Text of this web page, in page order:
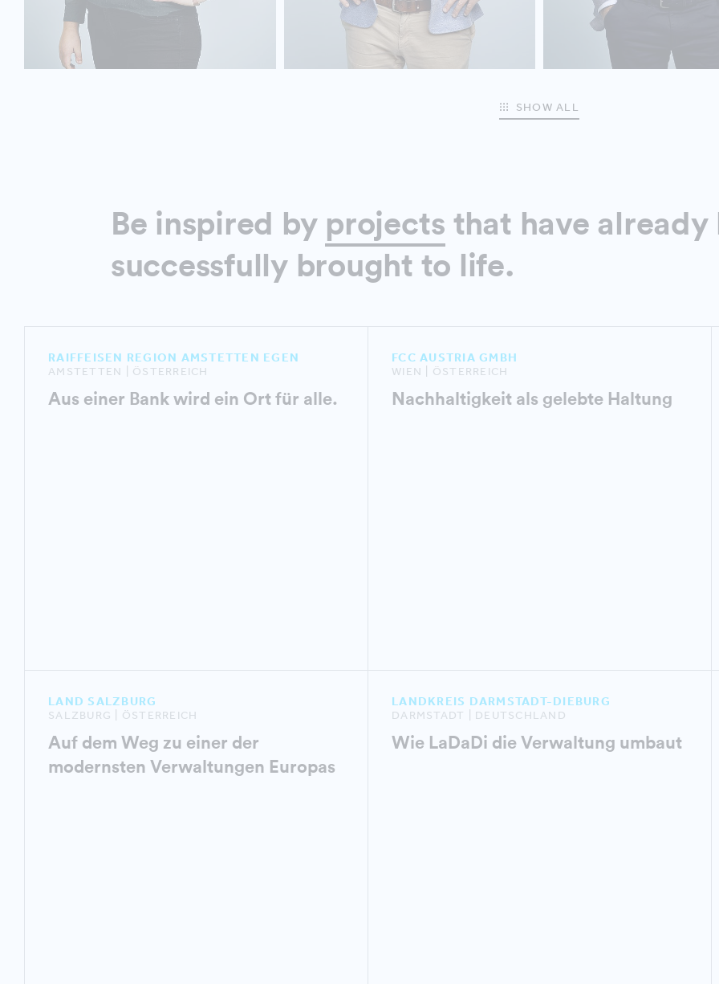
SHOW ALL
Be inspired by projects that have already
successfully brought to life.
RAIFFEISEN REGION AMSTETTEN EGEN
AMSTETTEN | ÖSTERREICH
Aus einer Bank wird ein Ort für alle.
FCC AUSTRIA GMBH
WIEN | ÖSTERREICH
Nachhaltigkeit als gelebte Haltung
LAND SALZBURG
SALZBURG | ÖSTERREICH
Auf dem Weg zu einer der
modernsten Verwaltungen Europas
LANDKREIS DARMSTADT-DIEBURG
DARMSTADT | DEUTSCHLAND
Wie LaDaDi die Verwaltung umbaut